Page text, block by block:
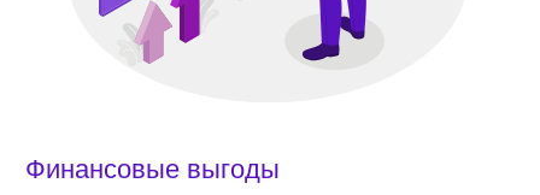
РОП на аутсорсинге
Опытный коммерческий директор ставит
Подбор и адаптация